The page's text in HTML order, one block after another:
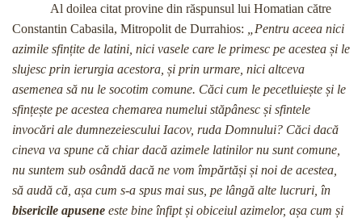
Al doilea citat provine din răspunsul lui Homatian către
Constantin Cabasila, Mitropolit de Durrahios:
„Pentru aceea nici
azimile sfințite de latini, nici vasele care le primesc pe acestea și le
slujesc prin ierurgia acestora, și prin urmare, nici altceva
asemenea să nu le socotim comune. Căci cum le pecetluiește și le
sfințește pe acestea chemarea numelui stăpânesc și sfintele
invocări ale dumnezeiescului Iacov, ruda Domnului? Căci dacă
cineva va spune că chiar dacă azimele latinilor nu sunt comune,
nu suntem sub osândă dacă ne vom împărtăși și noi de acestea,
să audă că, așa cum s-a spus mai sus, pe lângă alte lucruri, în
bisericile apusene este bine înfipt și obiceiul azimelor, așa cum și